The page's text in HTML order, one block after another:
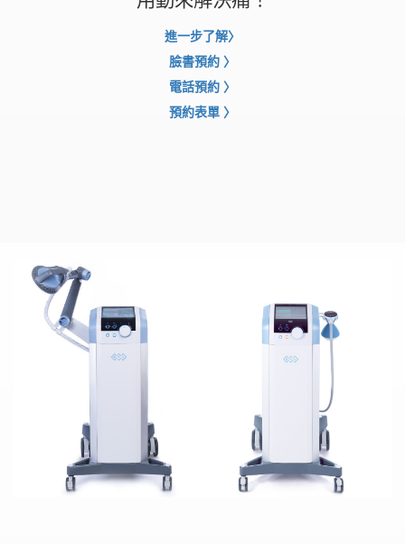
進一步了解〉
臉書預約 〉
電話預約 〉
預約表單 〉